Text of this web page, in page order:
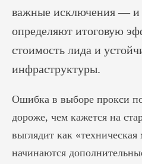
важные исключения — и
определяют итоговую
стоимость лида и
инфраструктуры.
Ошибка в выборе прокси
дороже, чем кажется на
выглядит как
начинаются